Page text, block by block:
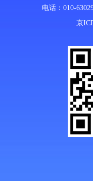
电话：010-
京